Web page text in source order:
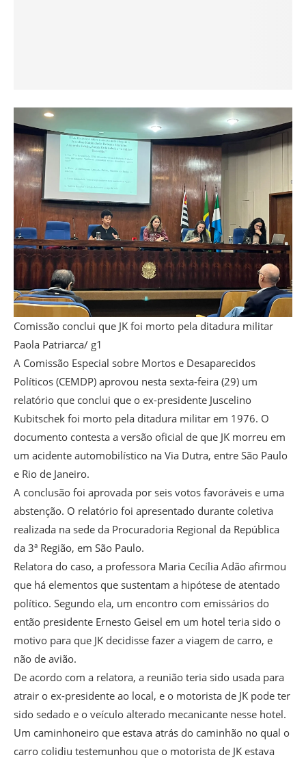
Comissão conclui que JK foi morto pela ditadura militar
Paola Patriarca/ g1
A Comissão Especial sobre Mortos e Desaparecidos
Políticos (CEMDP) aprovou nesta sexta-feira (29) um
relatório que conclui que o ex-presidente Juscelino
Kubitschek foi morto pela ditadura militar em 1976. O
documento contesta a versão oficial de que JK morreu em
um acidente automobilístico na Via Dutra, entre São Paulo
e Rio de Janeiro.
A conclusão foi aprovada por seis votos favoráveis e uma
abstenção. O relatório foi apresentado durante coletiva
realizada na sede da Procuradoria Regional da República
da 3ª Região, em São Paulo.
Relatora do caso, a professora Maria Cecília Adão afirmou
que há elementos que sustentam a hipótese de atentado
político. Segundo ela, um encontro com emissários do
então presidente Ernesto Geisel em um hotel teria sido o
motivo para que JK decidisse fazer a viagem de carro, e
não de avião.
De acordo com a relatora, a reunião teria sido usada para
atrair o ex-presidente ao local, e o motorista de JK pode ter
sido sedado e o veículo alterado mecanicante nesse hotel.
Um caminhoneiro que estava atrás do caminhão no qual o
carro colidiu testemunhou que o motorista de JK estava